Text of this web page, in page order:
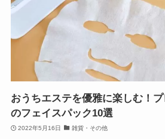
おうちエステを優雅に楽しむ！
のフェイスパック10選
2022年5月16日 雑貨・その他